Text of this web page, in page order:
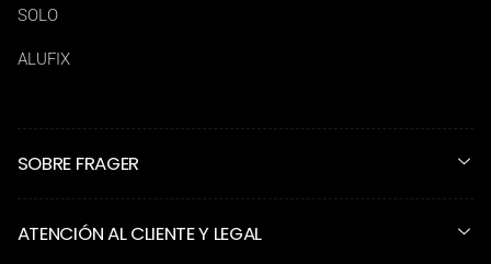
SOLO
ALUFIX
SOBRE FRAGER
ATENCIÓN AL CLIENTE Y LEGAL